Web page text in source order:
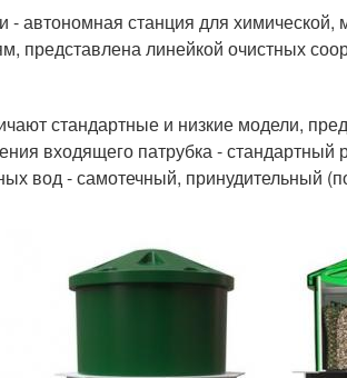
- автономная станция для химической,
представлена линейкой очистных
стандартные и низкие модели,
входящего патрубка -
вод - самотечный, принудительный